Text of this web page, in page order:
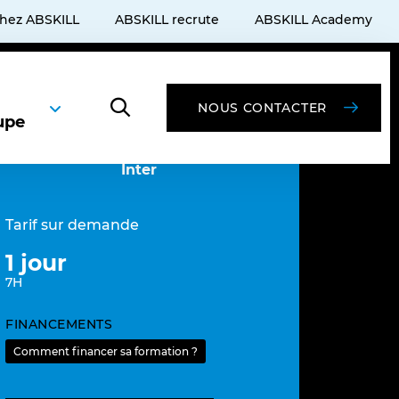
ABSKILL ABSKILL recrute ABSKILL Academy
NOUS CONTACTER
Inter
Tarif sur demande
1 jour
7H
FINANCEMENTS
Comment financer sa formation ?